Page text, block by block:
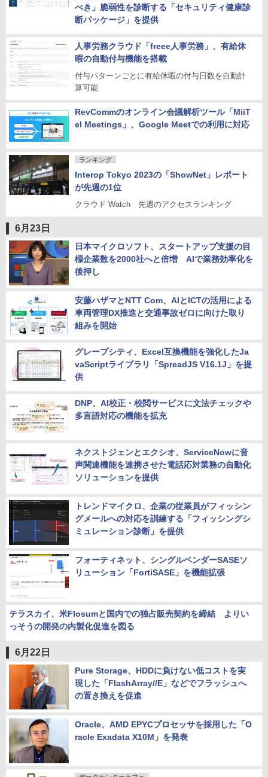
べき」脆弱性を診断する「セキュリティ健康診
断パッケージ」を提供
人事労務クラウド「freee人事労務」、有給休
暇の自動付与機能を搭載
付与パターンごとに有給休暇の付与日数を自動計
算可能
RevCommのオンライン会議解析ツール「MiiT
el Meetings」、Google Meetでの利用に対応
ランキング
Interop Tokyo 2023の「ShowNet」レポート
が先週の1位
クラウド Watch 先週のアクセスランキング
6月23日
日本マイクロソフト、スタートアップ支援の目
標企業数を2000社へと倍増 AIで業務効率化を
後押し
安藤ハザマとNTT Com、AIとICTの活用による
車両管理DX推進と交通事故ゼロに向けた取り
組みを開始
グレープシティ、Excel互換機能を強化したJa
vaScriptライブラリ「SpreadJS V16.1J」を提
供
DNP、AI校正・校閲サービスに文法チェックや
多言語対応の機能を拡充
ネクストジェンとエクシオ、ServiceNowに音
声関連機能を連携させた電話応対業務の自動化
ソリューションを提供
トレンドマイクロ、企業の従業員がフィッシン
グメールへの対応を訓練する「フィッシングシ
ミュレーション診断」を提供
フォーティネット、シングルベンダーSASEソ
リューション「FortiSASE」を機能拡張
テラスカイ、米Flosumと国内での独占販売契約を締結 よりい
っそうの開発の内製化促進を図る
6月22日
Pure Storage、HDDに負けない低コストを実
現した「FlashArray//E」などでフラッシュへ
の置き換えを促進
Oracle、AMD EPYCプロセッサを採用した「O
racle Exadata X10M」を発表